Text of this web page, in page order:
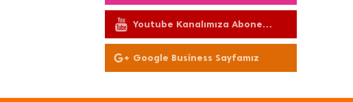
Youtube Kanalımıza Abone
Olun
Google Business Sayfamız